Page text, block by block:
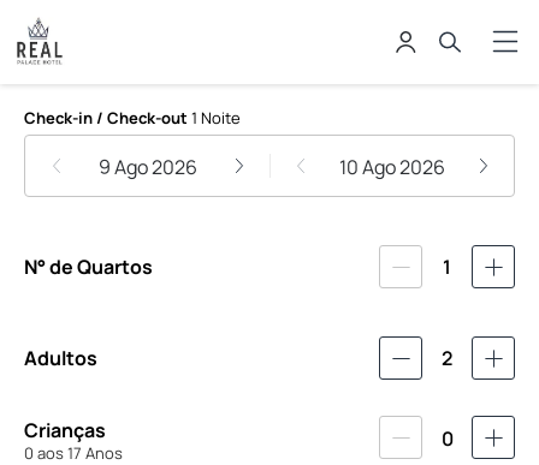
Real Palace Hotel Rio de Janeiro
Check-in / Check-out 1 Noite
9 Ago 2026 10 Ago 2026
N° de Quartos 1
Adultos 2
Crianças
0 aos 17 Anos
0